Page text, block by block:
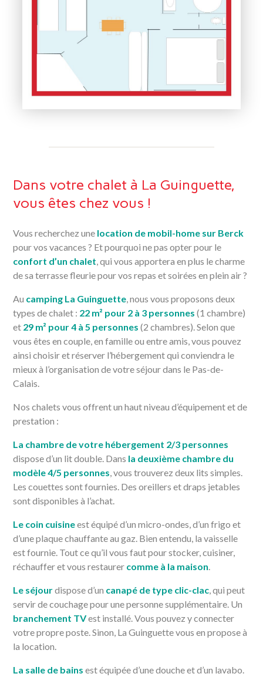
Dans votre chalet à La Guinguette,
vous êtes chez vous !
Vous recherchez une location de mobil-home sur Berck
pour vos vacances ? Et pourquoi ne pas opter pour le
confort d’un chalet, qui vous apportera en plus le charme
de sa terrasse fleurie pour vos repas et soirées en plein air ?
Au camping La Guinguette, nous vous proposons deux
types de chalet : 22 m² pour 2 à 3 personnes (1 chambre)
et 29 m² pour 4 à 5 personnes (2 chambres). Selon que
vous êtes en couple, en famille ou entre amis, vous pouvez
ainsi choisir et réserver l’hébergement qui conviendra le
mieux à l’organisation de votre séjour dans le Pas-de-
Calais.
Nos chalets vous offrent un haut niveau d’équipement et de
prestation :
La chambre de votre hébergement 2/3 personnes
dispose d’un lit double. Dans la deuxième chambre du
modèle 4/5 personnes, vous trouverez deux lits simples.
Les couettes sont fournies. Des oreillers et draps jetables
sont disponibles à l’achat.
Le coin cuisineest équipé d’un micro-ondes, d’un frigo et
d’une plaque chauffante au gaz. Bien entendu, la vaisselle
est fournie. Tout ce qu’il vous faut pour stocker, cuisiner,
réchauffer et vous restaurer comme à la maison.
Le séjourdispose d’un canapé de type clic-clac, qui peut
servir de couchage pour une personne supplémentaire. Un
branchement TVest installé. Vous pouvez y connecter
votre propre poste. Sinon, La Guinguette vous en propose à
la location.
La salle de bains est équipée d’une douche et d’un lavabo.